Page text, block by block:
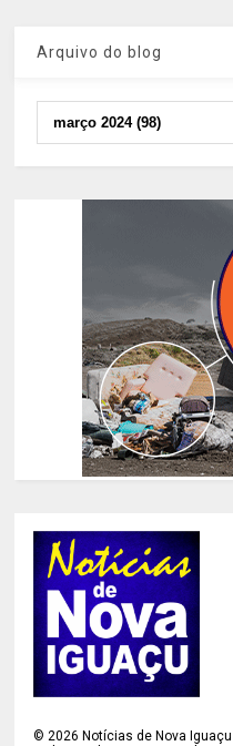
Arquivo do blog
©2026 Notícias de Nova Iguaçu